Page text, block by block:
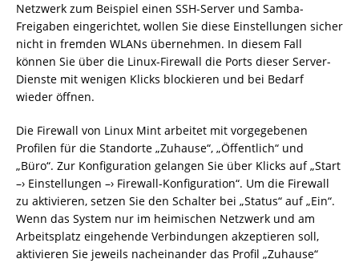
Netzwerk zum Beispiel einen SSH-Server und Samba-
Freigaben eingerichtet, wollen Sie diese Einstellungen sicher
nicht in fremden WLANs übernehmen. In diesem Fall
können Sie über die Linux-Firewall die Ports dieser Server-
Dienste mit wenigen Klicks blockieren und bei Bedarf
wieder öffnen.
Die Firewall von Linux Mint arbeitet mit vorgegebenen
Profilen für die Standorte „Zuhause“, „Öffentlich“ und
„Büro“. Zur Konfiguration gelangen Sie über Klicks auf „Start
–› Einstellungen –› Firewall-Konfiguration“. Um die Firewall
zu aktivieren, setzen Sie den Schalter bei „Status“ auf „Ein“.
Wenn das System nur im heimischen Netzwerk und am
Arbeitsplatz eingehende Verbindungen akzeptieren soll,
aktivieren Sie jeweils nacheinander das Profil „Zuhause“